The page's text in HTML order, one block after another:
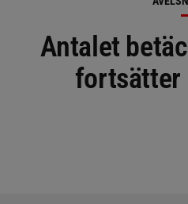
Antalet
fortsätter